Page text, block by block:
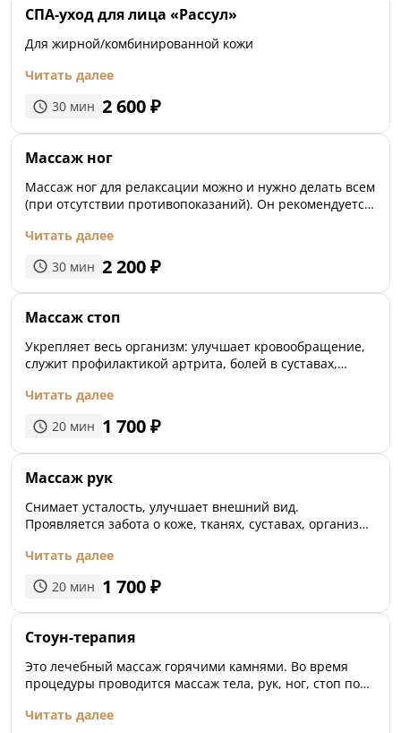
СПА-уход для лица «Рассул»
Для жирной/комбинированной кожи
Читать далее
30 мин 2 600₽
Массаж ног
Массаж ног для релаксации можно и нужно делать всем
(при отсутствии противопоказаний). Он рекомендуется
переутомлении, работе «на ногах», интенсивных
во избежание отеков и застоев.
Читать далее
30 мин 2 200₽
Массаж стоп
Укрепляет весь организм: улучшает кровообращение,
служит профилактикой артрита, болей в суставах,
Читать далее
20 мин 1 700₽
Массаж рук
Снимает усталость, улучшает внешний вид.
Проявляется забота о коже, тканях, суставах, организме
Читать далее
20 мин 1 700₽
Стоун-терапия
Это лечебный массаж горячими камнями. Во время
процедуры проводится массаж тела, рук, ног, стоп по
телу). Базальтовые камни долго сохраняют тепло, что
Читать далее